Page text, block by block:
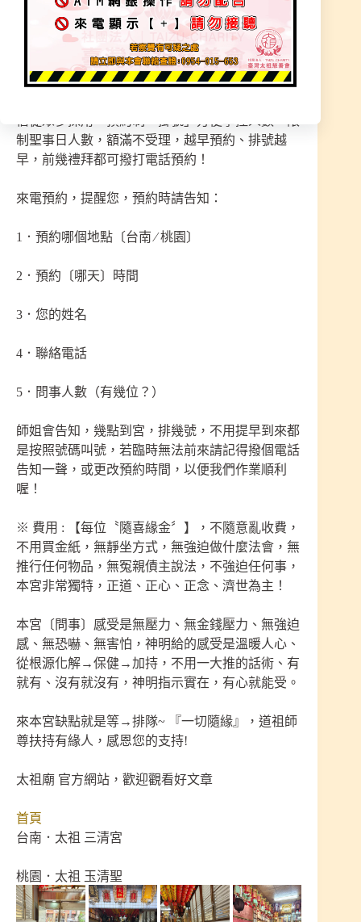
宮址 : 桃園市 新屋區 東福路二段836號
◆———————————————◆
制聖事日人數，額滿不受理，越早預約、排號越
早，前幾禮拜都可撥打電話預約！
來電預約，提醒您，預約時請告知：
1．預約哪個地點〔台南 ∕ 桃園〕
2．預約〔哪天〕時間
3．您的姓名
4．聯絡電話
5．問事人數（有幾位？）
師姐會告知，幾點到宮，排幾號，不用提早到來都
是按照號碼叫號，若臨時無法前來請記得撥個電話
告知一聲，或更改預約時間，以便我們作業順利
喔！
※ 費用 : 【每位〝隨喜緣金〞】，不隨意亂收費，
不用買金紙，無靜坐方式，無強迫做什麼法會，無
推行任何物品，無冤親債主說法，不強迫任何事，
本宮非常獨特，正道、正心、正念、濟世為主！
本宮〔問事〕感受是無壓力、無金錢壓力、無強迫
感、無恐嚇、無害怕，神明給的感受是溫暖人心、
從根源化解→保健→加持，不用一大推的話術、有
就有、沒有就沒有，神明指示實在，有心就能受。
來本宮缺點就是等→排隊~ 『一切隨緣』，道祖師
尊扶持有緣人，感恩您的支持!
太祖廟 官方網站，歡迎觀看好文章
首頁
台南．太祖 三清宮
桃園．太祖 玉清聖